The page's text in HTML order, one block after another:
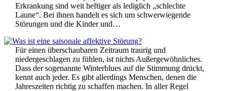
Erkrankung sind weit heftiger als lediglich „schlechte
Laune“. Bei ihnen handelt es sich um schwerwiegende
Störungen und die Kinder und…
Für einen überschaubaren Zeitraum traurig und
niedergeschlagen zu fühlen, ist nichts Außergewöhnliches.
Dass der sogenannte Winterblues auf die Stimmung drückt,
kennt auch jeder. Es gibt allerdings Menschen, denen die
Jahreszeiten richtig zu schaffen machen. In aller Regel